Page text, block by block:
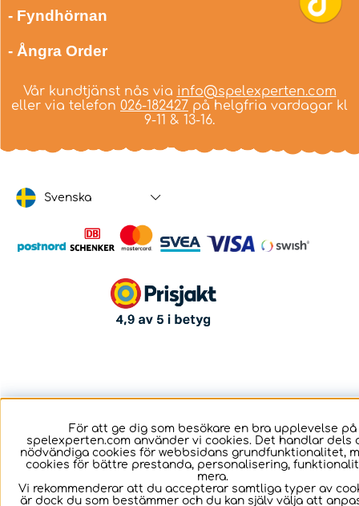
- Fyndhörnan
- Ångra Order
Vår kundtjänst nås via info@spelexperten.com
eller via telefon 026-182427 på helgfria vardagar kl
9-11 & 13-16.
Svenska
För att ge dig som besökare en bra upplevelse på
spelexperten.com använder vi cookies. Det handlar dels
nödvändiga cookies för webbsidans grundfunktionalitet,
cookies för bättre prestanda, personalisering,
mera.
Vi rekommenderar att du accepterar samtliga typer av
är dock du som bestämmer och du kan själv välja att